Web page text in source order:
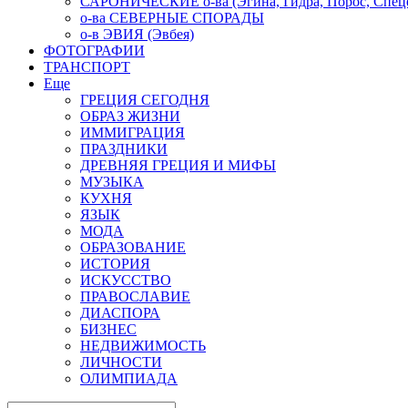
о-ва СЕВЕРНЫЕ СПОРАДЫ
о-в ЭВИЯ (Эвбея)
ФОТОГРАФИИ
ТРАНСПОРТ
Еще
ГРЕЦИЯ СЕГОДНЯ
ОБРАЗ ЖИЗНИ
ИММИГРАЦИЯ
ПРАЗДНИКИ
ДРЕВНЯЯ ГРЕЦИЯ И МИФЫ
МУЗЫКА
КУХНЯ
ЯЗЫК
МОДА
ОБРАЗОВАНИЕ
ИСТОРИЯ
ИСКУССТВО
ПРАВОСЛАВИЕ
ДИАСПОРА
БИЗНЕС
НЕДВИЖИМОСТЬ
ЛИЧНОСТИ
ОЛИМПИАДА